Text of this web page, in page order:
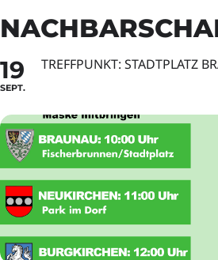
19
SEPT.
TREFFPUNKT: STADTPLATZ